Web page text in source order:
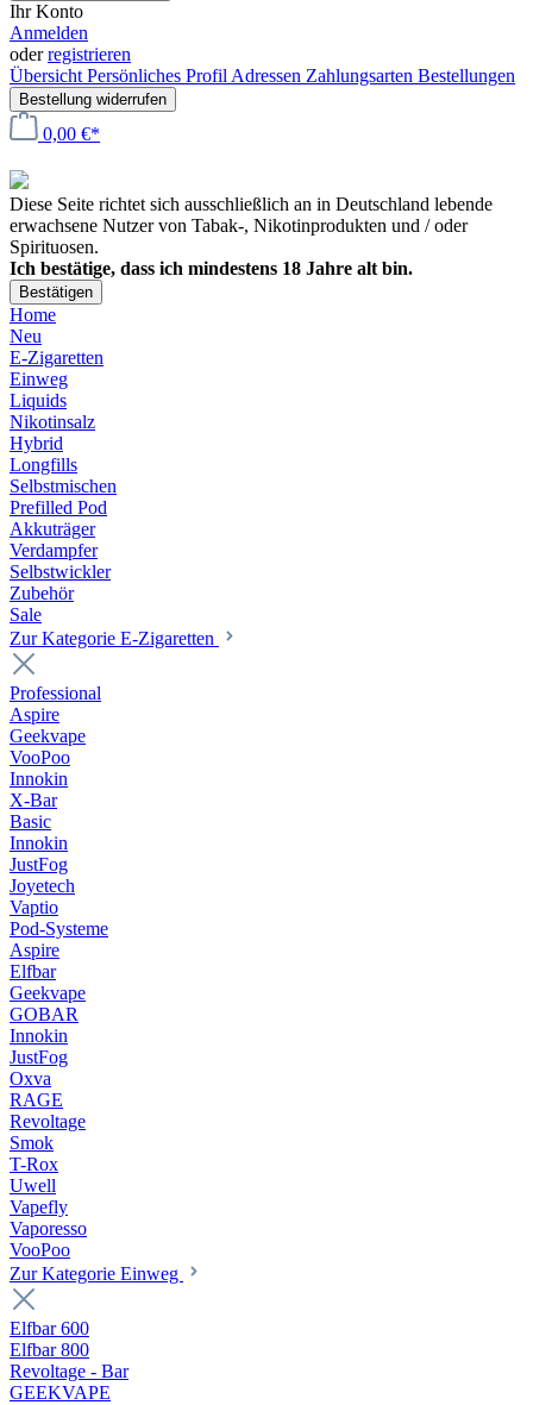
Ihr Konto
Anmelden
oderregistrieren
Übersicht Persönliches Profil Adressen Zahlungsarten Bestellungen
Bestellung widerrufen
0,00 €*
Diese Seite richtet sich ausschließlich an in Deutschland lebende
erwachsene Nutzer von Tabak-, Nikotinprodukten und / oder
Spirituosen.
Ich bestätige, dass ich mindestens 18 Jahre alt bin.
Bestätigen
Home
Neu
E-Zigaretten
Einweg
Liquids
Nikotinsalz
Hybrid
Longfills
Selbstmischen
Prefilled Pod
Akkuträger
Verdampfer
Selbstwickler
Zubehör
Sale
Zur Kategorie E-Zigaretten
Professional
Aspire
Geekvape
VooPoo
Innokin
X-Bar
Basic
Innokin
JustFog
Joyetech
Vaptio
Pod-Systeme
Aspire
Elfbar
Geekvape
GOBAR
Innokin
JustFog
Oxva
RAGE
Revoltage
Smok
T-Rox
Uwell
Vapefly
Vaporesso
VooPoo
Zur Kategorie Einweg
Elfbar 600
Elfbar 800
Revoltage - Bar
GEEKVAPE